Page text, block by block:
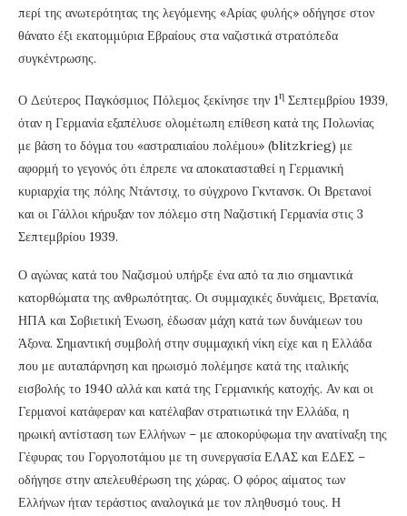
περί της ανωτερότητας της λεγόμενης «Αρίας φυλής» οδήγησε στον
θάνατο έξι εκατομμύρια Εβραίους στα ναζιστικά στρατόπεδα
συγκέντρωσης.
Ο Δεύτερος Παγκόσμιος Πόλεμος ξεκίνησε την 1η Σεπτεμβρίου 1939,
όταν η Γερμανία εξαπέλυσε ολομέτωπη επίθεση κατά της Πολωνίας
με βάση το δόγμα του «αστραπιαίου πολέμου» (blitzkrieg) με
αφορμή το γεγονός ότι έπρεπε να αποκατασταθεί η Γερμανική
κυριαρχία της πόλης Ντάντσιχ, το σύγχρονο Γκντανσκ. Οι Βρετανοί
και οι Γάλλοι κήρυξαν τον πόλεμο στη Ναζιστική Γερμανία στις 3
Σεπτεμβρίου 1939.
Ο αγώνας κατά του Ναζισμού υπήρξε ένα από τα πιο σημαντικά
κατορθώματα της ανθρωπότητας. Οι συμμαχικές δυνάμεις, Βρετανία,
ΗΠΑ και Σοβιετική Ένωση, έδωσαν μάχη κατά των δυνάμεων του
Άξονα. Σημαντική συμβολή στην συμμαχική νίκη είχε και η Ελλάδα
που με αυταπάρνηση και ηρωισμό πολέμησε κατά της ιταλικής
εισβολής το 1940 αλλά και κατά της Γερμανικής κατοχής. Αν και οι
Γερμανοί κατάφεραν και κατέλαβαν στρατιωτικά την Ελλάδα, η
ηρωική αντίσταση των Ελλήνων – με αποκορύφωμα την ανατίναξη της
Γέφυρας του Γοργοποτάμου με τη συνεργασία ΕΛΑΣ και ΕΔΕΣ –
οδήγησε στην απελευθέρωση της χώρας. Ο φόρος αίματος των
Ελλήνων ήταν τεράστιος αναλογικά με τον πληθυσμό τους. Η